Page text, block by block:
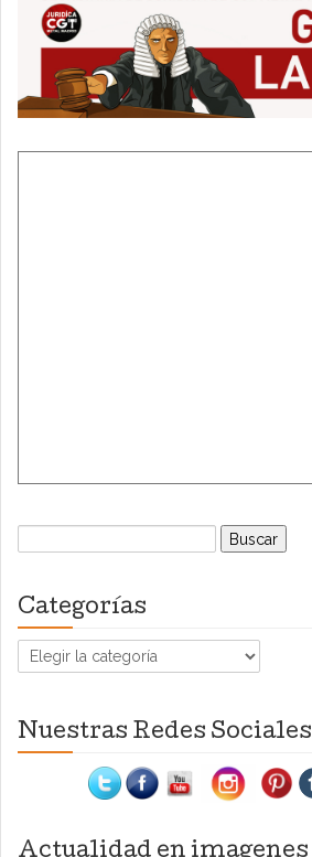
Buscar:
Categorías
Categorías
Nuestras Redes Sociales
Actualidad en imagenes